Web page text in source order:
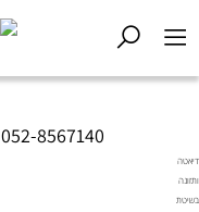
052-8567140
דיאטה
ותזונה
בשיטת